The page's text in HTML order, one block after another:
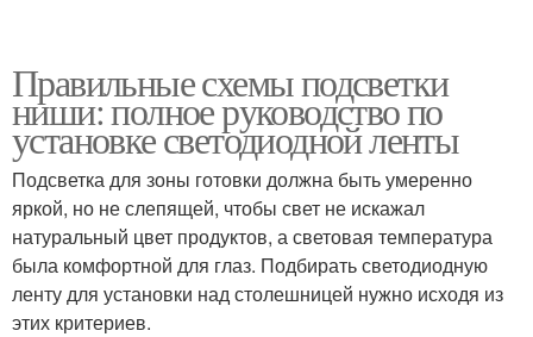
Правильные схемы подсветки
ниши: полное руководство по
установке светодиодной ленты
Подсветка для зоны готовки должна быть умеренно
яркой, но не слепящей, чтобы свет не искажал
натуральный цвет продуктов, а световая температура
была комфортной для глаз. Подбирать светодиодную
ленту для установки над столешницей нужно исходя из
этих критериев.